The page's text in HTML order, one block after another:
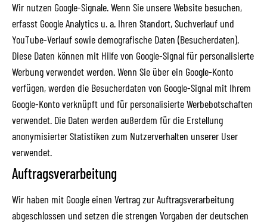
Wir nutzen Google-Signale. Wenn Sie unsere Website besuchen,
erfasst Google Analytics u. a. Ihren Standort, Suchverlauf und
YouTube-Verlauf sowie demografische Daten (Besucherdaten).
Diese Daten können mit Hilfe von Google-Signal für personalisierte
Werbung verwendet werden. Wenn Sie über ein Google-Konto
verfügen, werden die Besucherdaten von Google-Signal mit Ihrem
Google-Konto verknüpft und für personalisierte Werbebotschaften
verwendet. Die Daten werden außerdem für die Erstellung
anonymisierter Statistiken zum Nutzerverhalten unserer User
verwendet.
Auftragsverarbeitung
Wir haben mit Google einen Vertrag zur Auftragsverarbeitung
abgeschlossen und setzen die strengen Vorgaben der deutschen